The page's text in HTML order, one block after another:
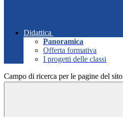
Didattica
Panoramica
Offerta formativa
I progetti delle classi
Campo di ricerca per le pagine del sito